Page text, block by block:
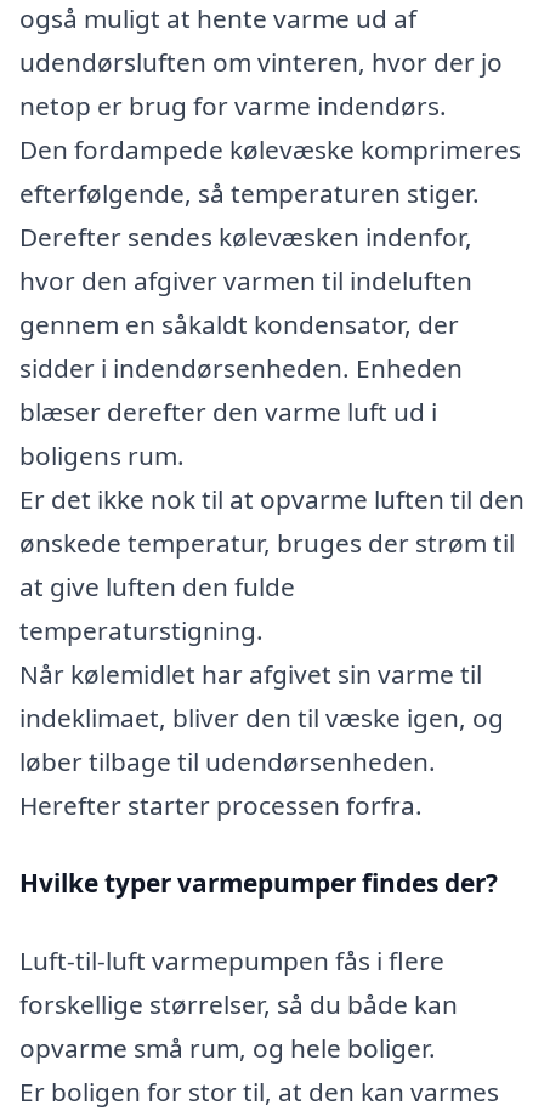
også muligt at hente varme ud af
udendørsluften om vinteren, hvor der jo
netop er brug for varme indendørs.
Den fordampede kølevæske komprimeres
efterfølgende, så temperaturen stiger.
Derefter sendes kølevæsken indenfor,
hvor den afgiver varmen til indeluften
gennem en såkaldt kondensator, der
sidder i indendørsenheden. Enheden
blæser derefter den varme luft ud i
boligens rum.
Er det ikke nok til at opvarme luften til den
ønskede temperatur, bruges der strøm til
at give luften den fulde
temperaturstigning.
Når kølemidlet har afgivet sin varme til
indeklimaet, bliver den til væske igen, og
løber tilbage til udendørsenheden.
Herefter starter processen forfra.
Hvilke typer varmepumper findes der?
Luft-til-luft varmepumpen fås i flere
forskellige størrelser, så du både kan
opvarme små rum, og hele boliger.
Er boligen for stor til, at den kan varmes